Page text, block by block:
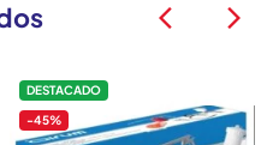
DESTACADO
-45%
arrow_back_ios arrow_back_ios